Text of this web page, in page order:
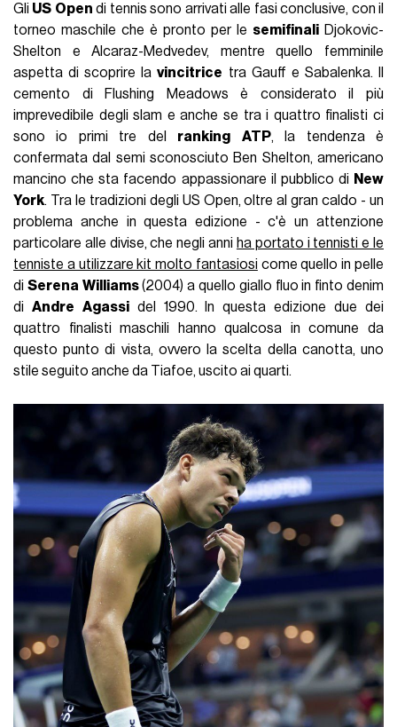
Gli US Open di tennis sono arrivati alle fasi conclusive, con il
torneo maschile che è pronto per le semifinaliDjokovic-
Shelton e Alcaraz-Medvedev, mentre quello femminile
aspetta di scoprire lavincitrice tra Gauff e Sabalenka. Il
cemento di Flushing Meadows è considerato il più
imprevedibile degli slam e anche se tra i quattro finalisti ci
sono io primi tre del ranking ATP, la tendenza è
confermata dal semi sconosciuto Ben Shelton, americano
mancino che sta facendo appassionare il pubblico di New
York. Tra le tradizioni degli US Open, oltre al gran caldo - un
problema anche in questa edizione - c'è un attenzione
particolare alle divise, che negli anni ha portato i tennisti e le
tenniste a utilizzare kit molto fantasiosi come quello in pelle
di Serena Williams(2004) a quello giallo fluo in finto denim
di Andre Agassidel 1990. In questa edizione due dei
quattro finalisti maschili hanno qualcosa in comune da
questo punto di vista, ovvero la scelta della canotta, uno
stile seguito anche da Tiafoe, uscito ai quarti.